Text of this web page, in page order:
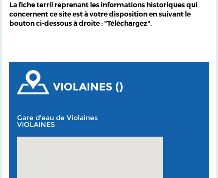
La fiche terril reprenant les informations historiques qui
concernent ce site est à votre disposition en suivant le
bouton ci-dessous à droite : "Téléchargez".
VIOLAINES ()
Gare d'eau de Violaines
VIOLAINES